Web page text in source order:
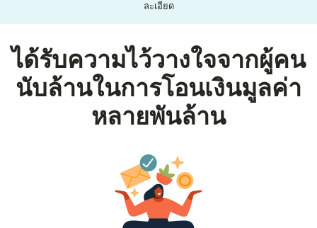
ละเอียด
ได้รับความไว้วางใจจากผู้คน
นับล้านในการโอนเงินมูลค่า
หลายพันล้าน